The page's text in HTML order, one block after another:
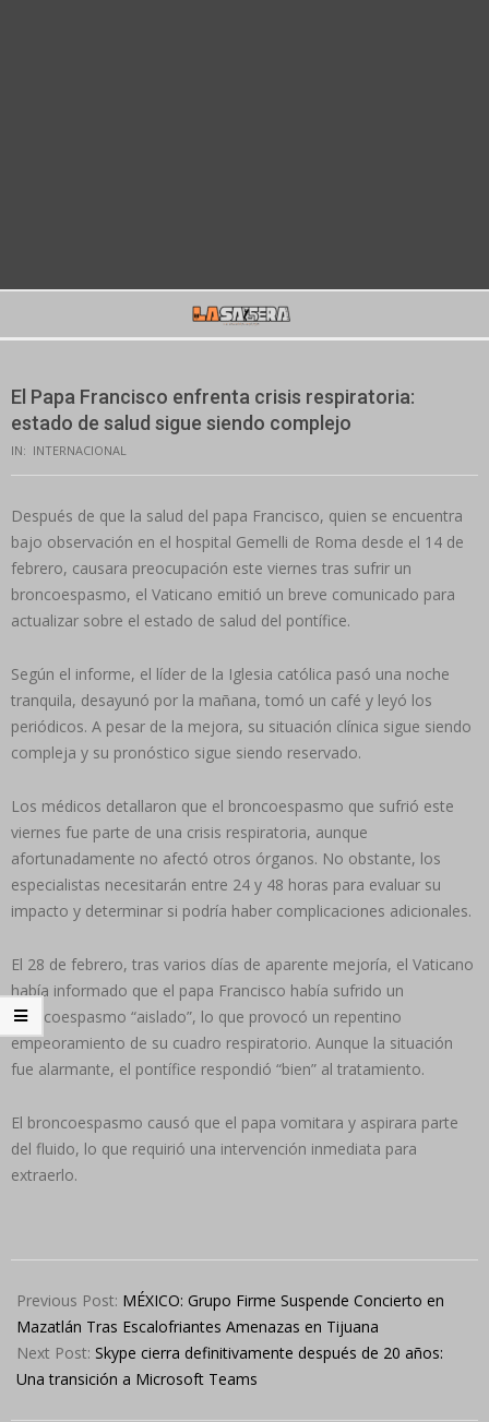
El Papa Francisco enfrenta crisis respiratoria:
estado de salud sigue siendo complejo
IN: INTERNACIONAL
Después de que la salud del papa Francisco, quien se encuentra
bajo observación en el hospital Gemelli de Roma desde el 14 de
febrero, causara preocupación este viernes tras sufrir un
broncoespasmo, el Vaticano emitió un breve comunicado para
actualizar sobre el estado de salud del pontífice.
Según el informe, el líder de la Iglesia católica pasó una noche
tranquila, desayunó por la mañana, tomó un café y leyó los
periódicos. A pesar de la mejora, su situación clínica sigue siendo
compleja y su pronóstico sigue siendo reservado.
Los médicos detallaron que el broncoespasmo que sufrió este
viernes fue parte de una crisis respiratoria, aunque
afortunadamente no afectó otros órganos. No obstante, los
especialistas necesitarán entre 24 y 48 horas para evaluar su
impacto y determinar si podría haber complicaciones adicionales.
El 28 de febrero, tras varios días de aparente mejoría, el Vaticano
había informado que el papa Francisco había sufrido un
broncoespasmo “aislado”, lo que provocó un repentino
empeoramiento de su cuadro respiratorio. Aunque la situación
fue alarmante, el pontífice respondió “bien” al tratamiento.
El broncoespasmo causó que el papa vomitara y aspirara parte
del fluido, lo que requirió una intervención inmediata para
extraerlo.
03-
01
Previous Post: MÉXICO: Grupo Firme Suspende Concierto en
Mazatlán Tras Escalofriantes Amenazas en Tijuana
Next Post: Skype cierra definitivamente después de 20 años:
Una transición a Microsoft Teams